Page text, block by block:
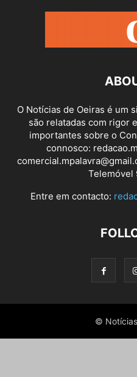
O Notícias de Oeiras é um
são relatadas com rigor
importantes sobre o
connosco:
Telemóvel
Entre em contacto:
©